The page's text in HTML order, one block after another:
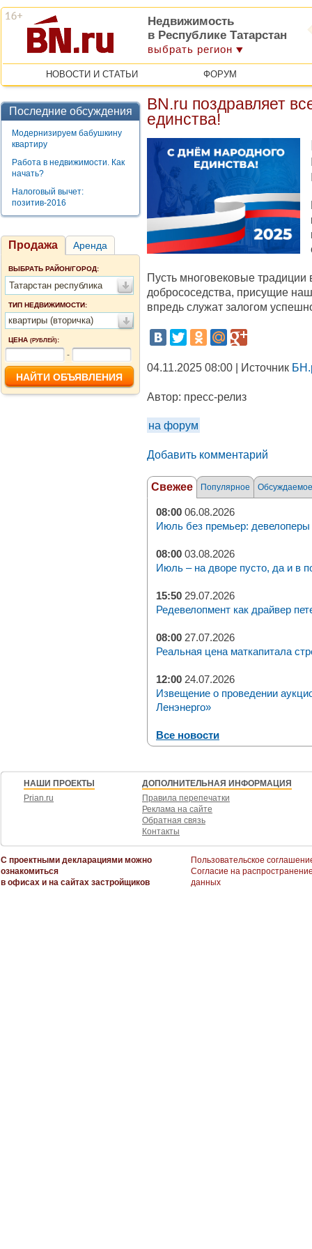
Недвижимость
в Республике Татарстан
выбрать регион
НОВОСТИ И СТАТЬИ ФОРУМ
Последние обсуждения
Модернизируем бабушкину
квартиру
Работа в недвижимости. Как
начать?
Налоговый вычет:
позитив-2016
Продажа Аренда
ВЫБРАТЬ РАЙОН/ГОРОД:
Татарстан республика
ТИП НЕДВИЖИМОСТИ:
квартиры (вторичка)
ЦЕНА (РУБЛЕЙ):
-
BN.ru поздравляет
единства!
Пусть многовековые
добрососедства, присущие
впредь служат залогом
04.11.2025 08:00 | Источник
Автор: пресс-релиз
на форум
Добавить комментарий
Свежее Популярное Обсуждаемое
08:00 06.08.2026
Июль без премьер: девелоперы
08:00 03.08.2026
Июль – на дворе пусто, да и в
15:50 29.07.2026
Редевелопмент как драйвер
08:00 27.07.2026
Реальная цена маткапитала
12:00 24.07.2026
Извещение о проведении
Ленэнерго»
Все новости
НАШИ ПРОЕКТЫ
Prian.ru
ДОПОЛНИТЕЛЬНАЯ ИНФОРМАЦИЯ
Правила перепечатки
Реклама на сайте
Обратная связь
Контакты
С проектными декларациями можно
ознакомиться
в офисах и на сайтах застройщиков
Пользовательское
Согласие на
данных